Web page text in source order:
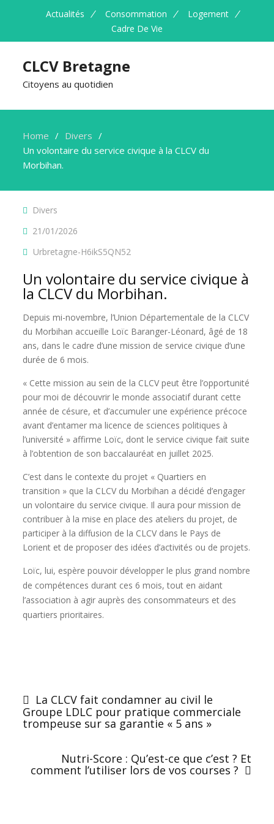
Actualités Consommation
Logement
Cadre De Vie
CLCV Bretagne
Citoyens au quotidien
Home
Divers
Un volontaire du service civique à la CLCV du
Morbihan.
Divers
21/01/2026
Urbretagne-H6ikS5QN52
Un volontaire du service civique à
la CLCV du Morbihan.
Depuis mi-novembre, l’Union Départementale de la CLCV
du Morbihan accueille Loïc Baranger-Léonard, âgé de 18
ans, dans le cadre d’une mission de service civique d’une
durée de 6 mois.
« Cette mission au sein de la CLCV peut être l’opportunité
pour moi de découvrir le monde associatif durant cette
année de césure, et d’accumuler une expérience précoce
avant d’entamer ma licence de sciences politiques à
l’université » affirme Loïc, dont le service civique fait suite
à l’obtention de son baccalauréat en juillet 2025.
C’est dans le contexte du projet « Quartiers en
transition » que la CLCV du Morbihan a décidé d’engager
un volontaire du service civique. Il aura pour mission de
contribuer à la mise en place des ateliers du projet, de
participer à la diffusion de la CLCV dans le Pays de
Lorient et de proposer des idées d’activités ou de projets.
Loïc, lui, espère pouvoir développer le plus grand nombre
de compétences durant ces 6 mois, tout en aidant
l’association à agir auprès des consommateurs et des
quartiers prioritaires.
La CLCV fait condamner au civil le
Groupe LDLC pour pratique commerciale
trompeuse sur sa garantie « 5 ans »
Nutri-Score : Qu’est-ce que c’est ? Et
comment l’utiliser lors de vos courses ?